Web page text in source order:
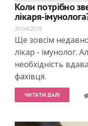
Коли потрібно
лікаря-
20/04/2015
Ще зовсім
лікар - імунолог.
необхідність
фахівця.
ЧИТАТИ ДАЛІ